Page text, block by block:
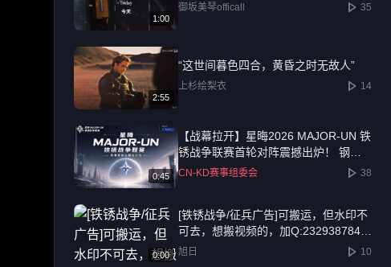
1:00
御坂美琴officall 35
2:55
“这世间暮色四合，黄昏之时无故人”
上杉绘梨衣 14
0:45
【战幕拉开】星晦2026 MAJOR-UN 铁
锈战争联赛首轮对阵震撼出炉！ 钢铁
洪流，一触即发！ 千元奖池，十六强
战者阶段将于7月29日正式打响！ 这是
黑马逆袭的起点，也是传奇诞生的序
章。首轮16场BO1激战，既有老牌劲旅
CN-KD赛事组委会 38
0:00
[铁锈战争/征兵广告]可搬运，但水印不
可去，想搬视频的，加Q:2329387847
还有水！
旭日 10
12587
已发布内容持续增长